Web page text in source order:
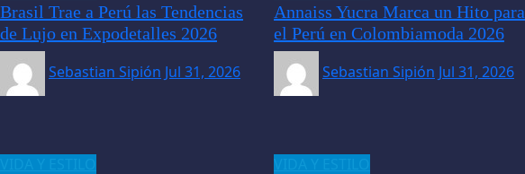
Brasil Trae a Perú las Tendencias
de Lujo en Expodetalles 2026
Sebastian Sipión Jul 31, 2026
Annaiss Yucra Marca un Hito para
el Perú en Colombiamoda 2026
Sebastian Sipión Jul 31, 2026